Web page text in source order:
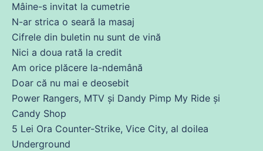
Mâine-s invitat la cumetrie
N-ar strica o seară la masaj
Cifrele din buletin nu sunt de vină
Nici a doua rată la credit
Am orice plăcere la-ndemână
Doar că nu mai e deosebit
Power Rangers, MTV și Dandy Pimp My Ride și
Candy Shop
5 Lei Ora Counter-Strike, Vice City, al doilea
Underground